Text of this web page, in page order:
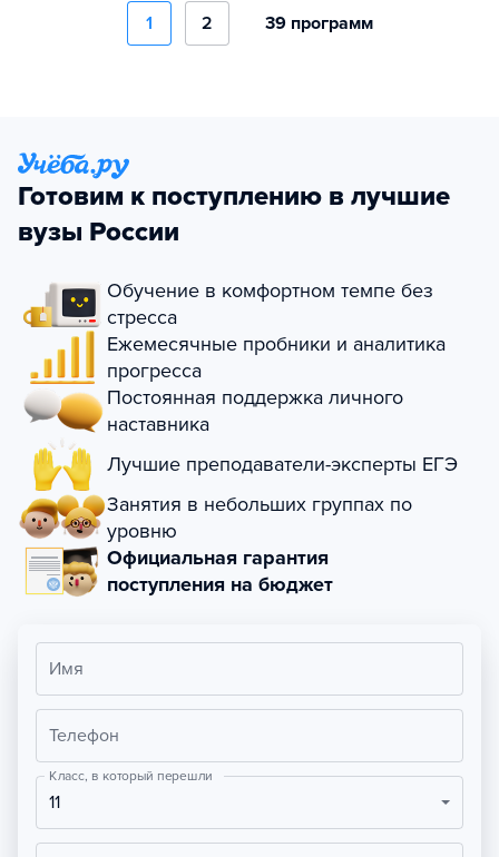
1 2 39 программ
Готовим к поступлению в лучшие
вузы России
Обучение в комфортном темпе без
стресса
Ежемесячные пробники и аналитика
прогресса
Постоянная поддержка личного
наставника
Лучшие преподаватели-эксперты ЕГЭ
Занятия в небольших группах по
уровню
Официальная гарантия
поступления на бюджет
Имя
Телефон
Класс, в который перешли
11